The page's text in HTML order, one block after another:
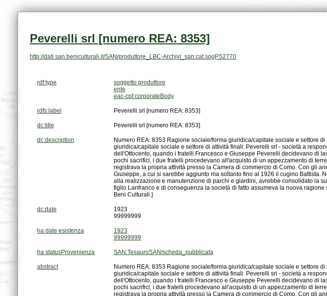
Peverelli srl [numero REA: 8353]
http://dati.san.beniculturali.it/SAN/produttore_LBC-Archivi_san.cat.sogP.52770
rdf:type
soggetto produttore
ente
eac-cpf:corporateBody
rdfs:label Peverelli srl [numero REA: 8353]
dc:title Peverelli srl [numero REA: 8353]
dc:description
Beni Culturali.]
dc:date
1923
99999999
ha date esistenza
1923
99999999
ha statusProvenienza SAN:TesauroSAN/scheda_pubblicata
abstract